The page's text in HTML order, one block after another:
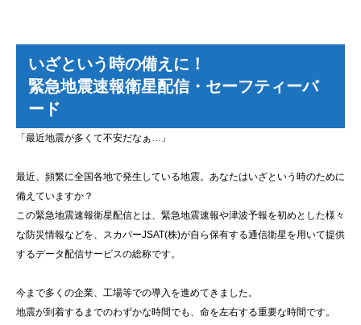
いざという時の備えに！
緊急地震速報衛星配信・セーフティーバ
ード
「最近地震が多くて不安だなぁ…」
最近、頻繁に全国各地で発生している地震。あなたはいざという時のために
備えていますか？
この緊急地震速報衛星配信とは、緊急地震速報や津波予報を初めとした様々
な防災情報などを、スカパーJSAT(株)が自ら保有する通信衛星を用いて提供
するデータ配信サービスの総称です。
今まで多くの企業、工場等での導入を進めてきました。
地震が到着するまでのわずかな時間でも、命を左右する重要な時間です。